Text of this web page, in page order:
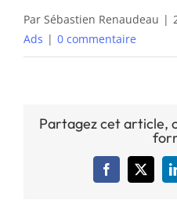
Par Sébastien Renaudeau |
Ads | 0 commentaire
Partagez cet article,
Facebook
X